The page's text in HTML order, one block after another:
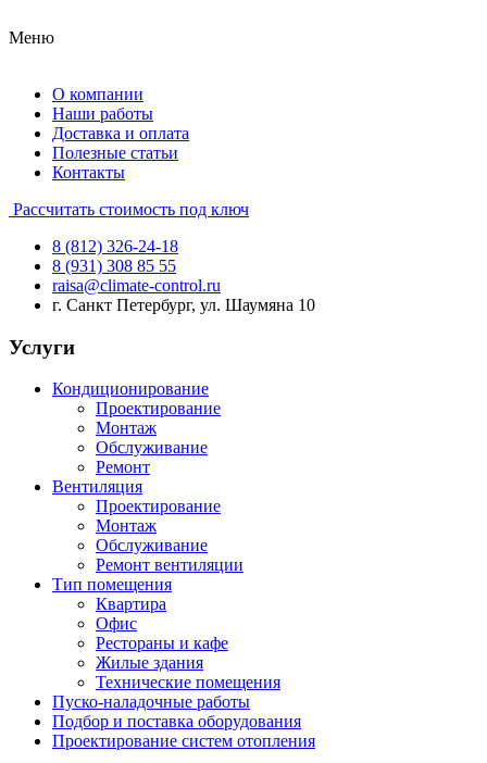
Меню
О компании
Наши работы
Доставка и оплата
Полезные статьи
Контакты
Рассчитать стоимость под ключ
8 (812) 326-24-18
8 (931) 308 85 55
raisa@climate-control.ru
г. Санкт Петербург, ул. Шаумяна 10
Услуги
Кондиционирование
Проектирование
Монтаж
Обслуживание
Ремонт
Вентиляция
Проектирование
Монтаж
Обслуживание
Ремонт вентиляции
Тип помещения
Квартира
Офис
Рестораны и кафе
Жилые здания
Технические помещения
Пуско-наладочные работы
Подбор и поставка оборудования
Проектирование систем отопления